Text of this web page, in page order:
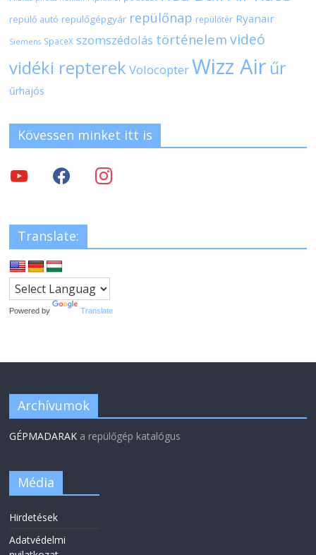
repülő autó repülőgépgyár repülőnap repülőtér Ryanair
Siemens SpaceX szomszédolás történelem videó
vidéki repterek VolocopterWizz Air űr
űrhajós
Kövessen minket itt is
Translate:
Powered by Translate
Archívumok
GÉPMADARAK a repülőgép katalógus
Média
Hirdetések
Adatvédelmi